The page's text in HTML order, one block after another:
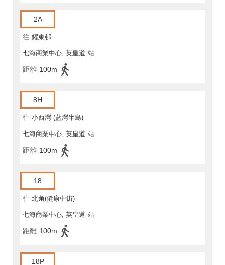
2A
往 耀東邨
七海商業中心, 英皇道 站
距離 100m
8H
往 小西灣 (藍灣半島)
七海商業中心, 英皇道 站
距離 100m
18
往 北角(健康中街)
七海商業中心, 英皇道 站
距離 100m
18P